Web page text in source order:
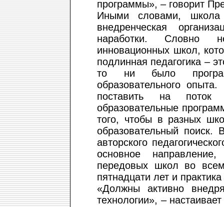
программы», – говорит
Иными словами, школа
внедренческая
наработки. Словно
инновационных школ,
подлинная педагогика –
то ни было
образовательного
поставить на
образовательные
того, чтобы в разных
образовательный поиск.
авторского
основное
передовых школ во
пятнадцати лет и
«Должны активно
технологии», –